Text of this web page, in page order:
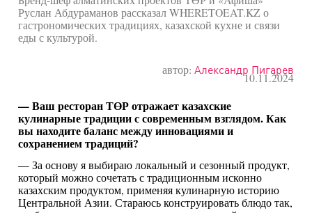
Руслан Абдураманов рассказал WHERETOEAT.KZ о
гастрономических традициях, казахской кухне и связи
еды с культурой.
автор: Александр Пигарев
10.11.2024
— Ваш ресторан ТӨР отражает казахские
кулинарные традиции с современным взглядом. Как
вы находите баланс между инновациями и
сохранением традиций?
— За основу я выбираю локальный и сезонный продукт,
который можно сочетать с традиционным исконно
казахским продуктом, применяя кулинарную историю
Центральной Азии. Стараюсь конструировать блюдо так,